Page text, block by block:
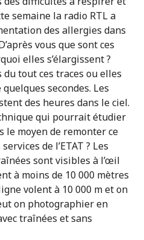
semaine la radio RTL a
des allergies dans
vous que sont ces
elles s’élargissent ?
du tout ces traces ou elles
secondes. Les
des heures dans le ciel.
qui pourrait étudier
le moyen de remonter ce
de l’ETAT ? Les
sont visibles à l’œil
à moins de 10 000 mètres
volent à 10 000 m et on
on photographier en
traînées et sans